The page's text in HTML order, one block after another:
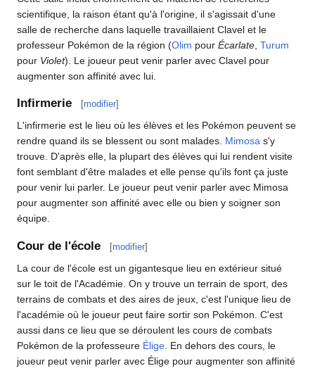
scientifique, la raison étant qu'à l'origine, il s'agissait d'une
salle de recherche dans laquelle travaillaient Clavel et le
professeur Pokémon de la région (Olim pour Écarlate Turum
pour Violet). Le joueur peut venir parler avec Clavel pour
augmenter son affinité avec lui.
Infirmerie [modifier]
L'infirmerie est le lieu où les élèves et les Pokémon peuvent se
rendre quand ils se blessent ou sont malades. Mimosa s'y
trouve. D'après elle, la plupart des élèves qui lui rendent visite
font semblant d'être malades et elle pense qu'ils font ça juste
pour venir lui parler. Le joueur peut venir parler avec Mimosa
pour augmenter son affinité avec elle ou bien y soigner son
équipe.
Cour de l'école [modifier]
La cour de l'école est un gigantesque lieu en extérieur situé
sur le toit de l'Académie. On y trouve un terrain de sport, des
terrains de combats et des aires de jeux, c'est l'unique lieu de
l'académie où le joueur peut faire sortir son Pokémon. C'est
aussi dans ce lieu que se déroulent les cours de combats
Pokémon de la professeure Élige . En dehors des cours, le
joueur peut venir parler avec Élige pour augmenter son affinité